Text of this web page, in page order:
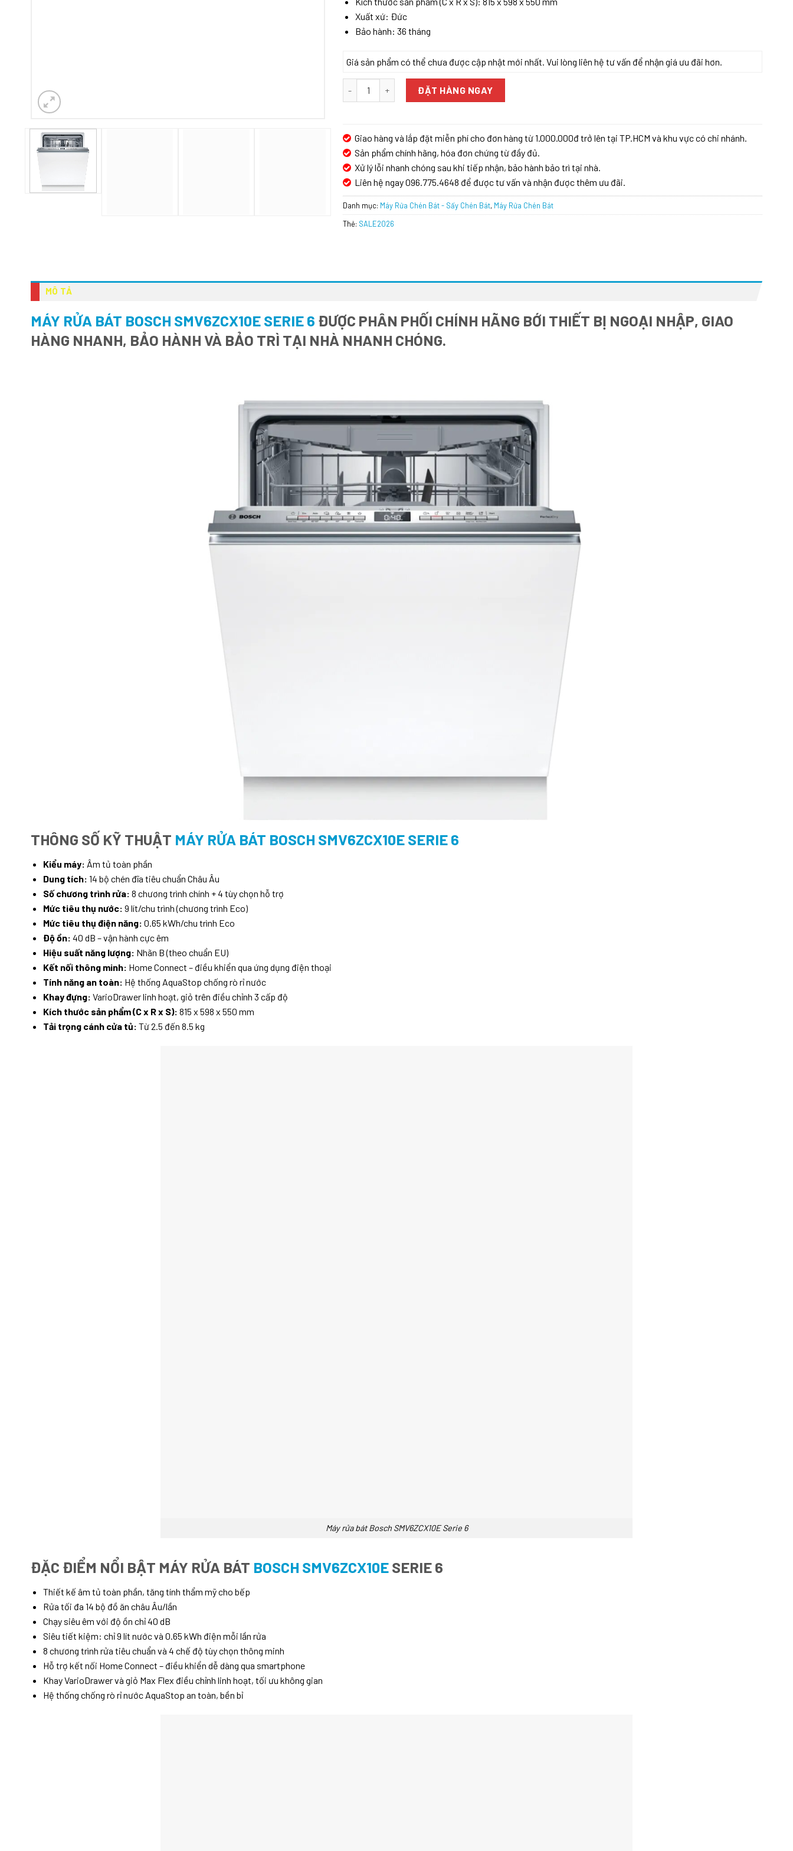
Xuất xứ: Đức
Bảo hành: 36 tháng
Giá sản phẩm có thể chưa được cập nhật mới nhất. Vui lòng liên hệ tư vấn để nhận giá ưu đãi hơn.
Máy rửa bát Bosch SMV6ZCX10E Serie 6 số lượng
ĐẶT HÀNG NGAY
Giao hàng và lắp đặt miễn phí cho đơn hàng từ 1.000.000đ trở lên tại TP.HCM và khu vực có chi nhánh.
Sản phẩm chính hãng, hóa đơn chứng từ đầy đủ.
Xử lý lỗi nhanh chóng sau khi tiếp nhận, bảo hành bảo trì tại nhà.
Liên hệ ngay 096.775.4648 để được tư vấn và nhận được thêm ưu đãi.
Danh mục: Máy Rửa Chén Bát - Sấy Chén Bát, Máy Rửa Chén Bát
Thẻ: SALE2026
MÔ TẢ
MÁY RỬA BÁT BOSCH SMV6ZCX10E SERIE 6 ĐƯỢC PHÂN PHỐI CHÍNH HÃNG BỚI THIẾT BỊ NGOẠI NHẬP, GIAO
HÀNG NHANH, BẢO HÀNH VÀ BẢO TRÌ TẠI NHÀ NHANH CHÓNG.
THÔNG SỐ KỸ THUẬT MÁY RỬA BÁT BOSCH SMV6ZCX10E SERIE 6
Kiểu máy: Âm tủ toàn phần
Dung tích: 14 bộ chén đĩa tiêu chuẩn Châu Âu
Số chương trình rửa: 8 chương trình chính + 4 tùy chọn hỗ trợ
Mức tiêu thụ nước: 9 lít/chu trình (chương trình Eco)
Mức tiêu thụ điện năng: 0.65 kWh/chu trình Eco
Độ ồn: 40 dB – vận hành cực êm
Hiệu suất năng lượng: Nhãn B (theo chuẩn EU)
Kết nối thông minh: Home Connect – điều khiển qua ứng dụng điện thoại
Tính năng an toàn: Hệ thống AquaStop chống rò rỉ nước
Khay đựng: VarioDrawer linh hoạt, giỏ trên điều chỉnh 3 cấp độ
Kích thước sản phẩm (C x R x S): 815 x 598 x 550 mm
Tải trọng cánh cửa tủ: Từ 2.5 đến 8.5 kg
Máy rửa bát Bosch SMV6ZCX10E Serie 6
ĐẶC ĐIỂM NỔI BẬT MÁY RỬA BÁT BOSCH SMV6ZCX10ESERIE 6
Thiết kế âm tủ toàn phần, tăng tính thẩm mỹ cho bếp
Rửa tối đa 14 bộ đồ ăn châu Âu/lần
Chạy siêu êm với độ ồn chỉ 40 dB
Siêu tiết kiệm: chỉ 9 lít nước và 0.65 kWh điện mỗi lần rửa
8 chương trình rửa tiêu chuẩn và 4 chế độ tùy chọn thông minh
Hỗ trợ kết nối Home Connect – điều khiển dễ dàng qua smartphone
Khay VarioDrawer và giỏ Max Flex điều chỉnh linh hoạt, tối ưu không gian
Hệ thống chống rò rỉ nước AquaStop an toàn, bền bỉ